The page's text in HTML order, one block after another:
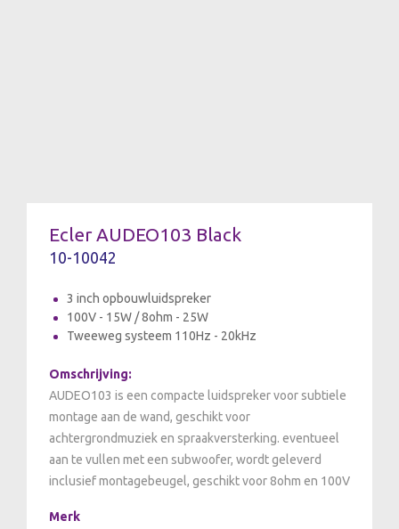
Ecler AUDEO103 Black
10-10042
3 inch opbouwluidspreker
100V - 15W / 8ohm - 25W
Tweeweg systeem 110Hz - 20kHz
Omschrijving:
AUDEO103 is een compacte luidspreker voor subtiele
montage aan de wand, geschikt voor
achtergrondmuziek en spraakversterking. eventueel
aan te vullen met een subwoofer, wordt geleverd
inclusief montagebeugel, geschikt voor 8ohm en 100V
Merk